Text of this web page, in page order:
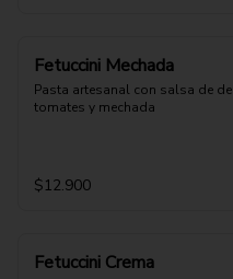
Fetuccini Mechada
Pasta artesanal con salsa de de
tomates y mechada
$12.900
Fetuccini Crema